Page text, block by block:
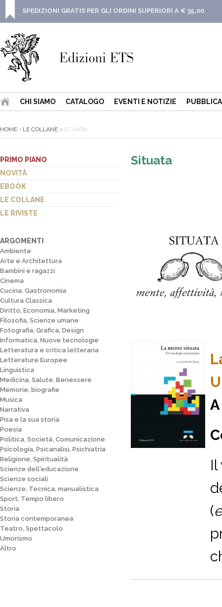
SPEDIZIONI GRATIS PER GLI ORDINI SUPERIORI A € 35,00
CHI SIAMO CATALOGO EVENTI E NOTIZIE
HOME LE COLLANE SITUATA
PRIMO PIANO
NOVITÀ
EBOOK
LE COLLANE
LE RIVISTE
ARGOMENTI
Ambiente
Arte e Architettura
Bambini e ragazzi
Cinema
Cucina, Gastronomia
Cultura Classica
Diritto, Economia, Marketing
Filosofia, Scienze umane
Fotografia, Grafica, Design
Informatica, Nuove tecnologie
Letteratura e critica letteraria
Letterature Europee
Linguistica
Medicina, Salute, Benessere
Memorie, biografie
Musica
Narrativa
Pisa e la sua storia
Poesia
Politica, Società, Comunicazione
Psicologia, Psicanalisi, Psichiatria
Religione, Spiritualità
Scienze dell'educazione
Scienze sociali
Scienze, Tecnica, manualistica
Sport, Tempo libero
Storia
Storia contemporanea
Teatro, Spettacolo
Umorismo
Altro
Situata
Il
(